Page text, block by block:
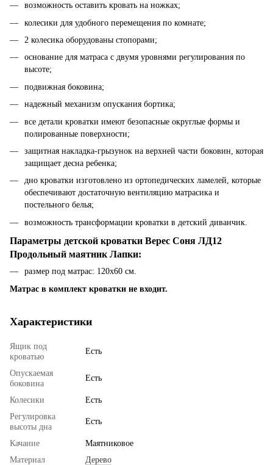
возможность оставить кровать на ножках;
колесики для удобного перемещения по комнате;
2 колесика оборудованы стопорами;
основание для матраса с двумя уровнями регулирования по
высоте;
подвижная боковина;
надежный механизм опускания бортика;
все детали кроватки имеют безопасные округлые формы и
полированные поверхности;
защитная накладка-грызунок на верхней части боковин, которая
защищает десна ребенка;
дно кроватки изготовлено из ортопедических ламелей, которые
обеспечивают достаточную вентиляцию матрасика и
постельного белья;
возможность трансформации кроватки в детский диванчик.
Параметры детской кроватки Верес Соня ЛД12
Продольный маятник Лапки:
размер под матрас: 120х60 см.
Матрас в комплект кроватки не входит.
Характеристики
Ящик под
кроватью
Есть
Опускаемая
боковина
Есть
Колесики
Есть
Регулировка
высоты дна
Есть
Качание
Маятниковое
Материал
Дерево